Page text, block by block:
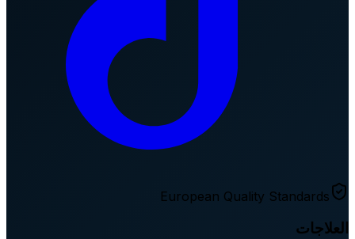
European Quality Standards
العلاجات